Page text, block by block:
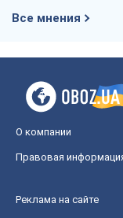
Все мнения
О компании
Правовая
Реклама на сайте